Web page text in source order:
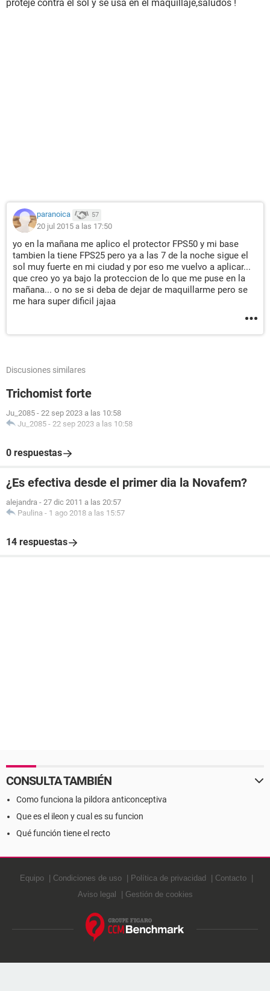
proteje contra el sol y se usa en el máquillaje,saludos !
paranoica 57
20 jul 2015 a las 17:50
yo en la mañana me aplico el protector FPS50 y mi base
tambien la tiene FPS25 pero ya a las 7 de la noche sigue el
sol muy fuerte en mi ciudad y por eso me vuelvo a aplicar...
que creo yo ya bajo la proteccion de lo que me puse en la
mañana... o no se si deba de dejar de maquillarme pero se
me hara super dificil jajaa
Discusiones similares
Trichomist forte
Ju_2085 - 22 sep 2023 a las 10:58
Ju_2085 - 22 sep 2023 a las 10:58
0 respuestas
¿Es efectiva desde el primer dia la Novafem?
alejandra - 27 dic 2011 a las 20:57
Paulina - 1 ago 2018 a las 15:57
14 respuestas
CONSULTA TAMBIÉN
Como funciona la pildora anticonceptiva
Que es el ileon y cual es su funcion
Qué función tiene el recto
Equipo Condiciones de uso Política de privacidad
Contacto
Aviso legal
Gestión de cookies